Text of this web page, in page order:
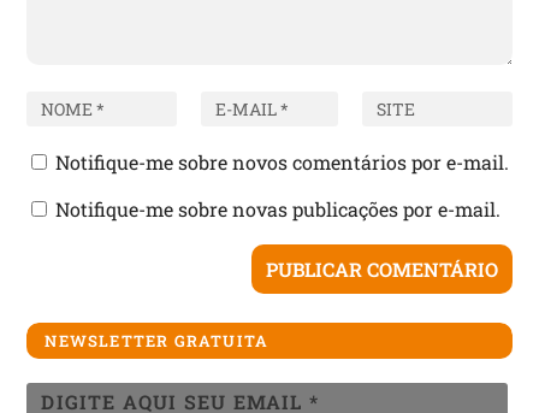
Notifique-me sobre novos comentários por e-mail.
Notifique-me sobre novas publicações por e-mail.
NEWSLETTER GRATUITA